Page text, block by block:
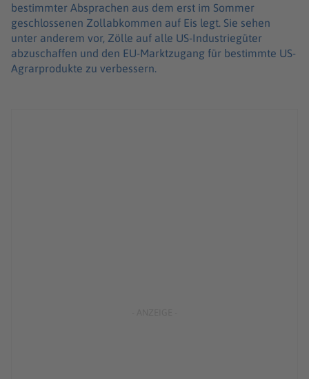
bestimmter Absprachen aus dem erst im Sommer
geschlossenen Zollabkommen auf Eis legt. Sie sehen
unter anderem vor, Zölle auf alle US-Industriegüter
abzuschaffen und den EU-Marktzugang für bestimmte US-
Agrarprodukte zu verbessern.